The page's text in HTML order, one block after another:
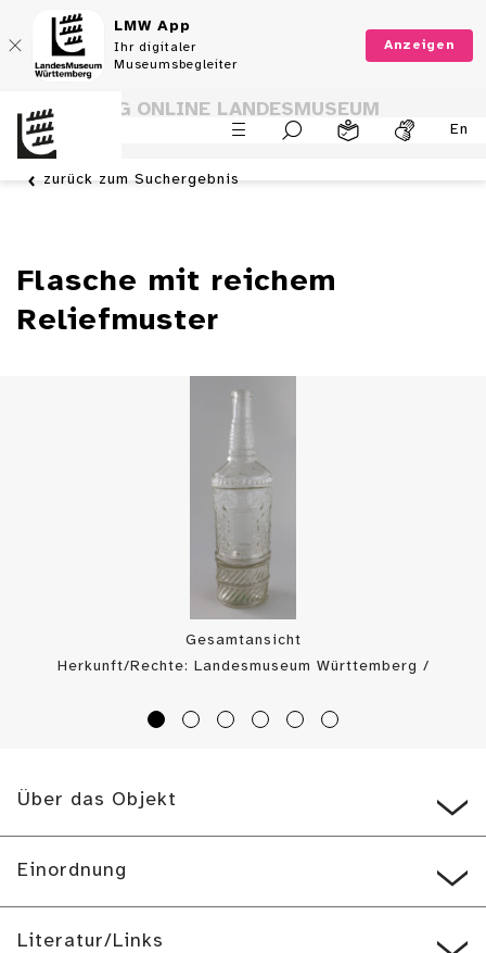
LMW App
Ihr digitaler
Museumsbegleiter
Anzeigen
En
SAMMLUNG ONLINE LANDESMUSEUM
WÜRTTEMBERG
zurück zum Suchergebnis
Flasche mit reichem
Reliefmuster
Gesamtansicht
Herkunft/Rechte: Landesmuseum Württemberg /
Über das Objekt
Einordnung
Literatur/Links